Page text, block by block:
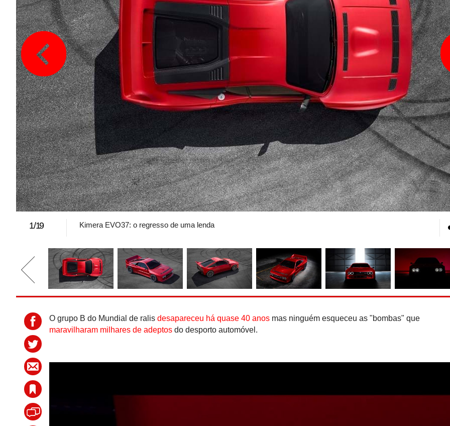
1/19 Kimera EVO37: o regresso de uma lenda
O grupo B do Mundial de ralisdesapareceu há quase 40 anos mas ninguém esqueceu as "bombas" que
maravilharam milhares de adeptos do desporto automóvel.
Hennessey Blackbird
para o puro gozo ao